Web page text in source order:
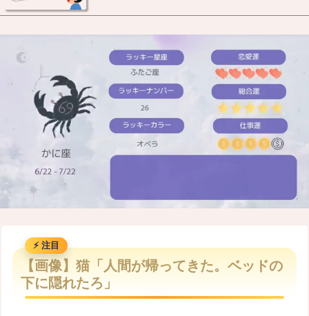
M
u
【画像】猫「人間が帰ってきた。ベッドの
下に隠れたろ」